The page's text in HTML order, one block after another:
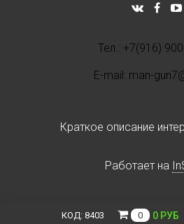
Тел.: +7(916)
E-mail: man-
Краткое описание
Работает на
КОД: 8403 0 0 РУБ